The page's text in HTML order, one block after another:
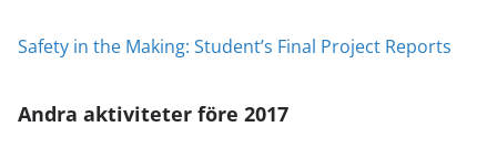
Safety in the Making: Student’s Final Project Reports
Andra aktiviteter före 2017